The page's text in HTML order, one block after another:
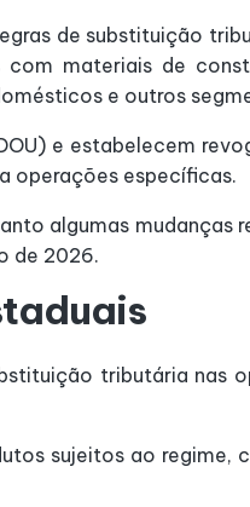
de substituição
materiais de
e outros
e estabelecem
operações específicas.
algumas mudanças
de 2026.
tributária nas
sujeitos ao regime,